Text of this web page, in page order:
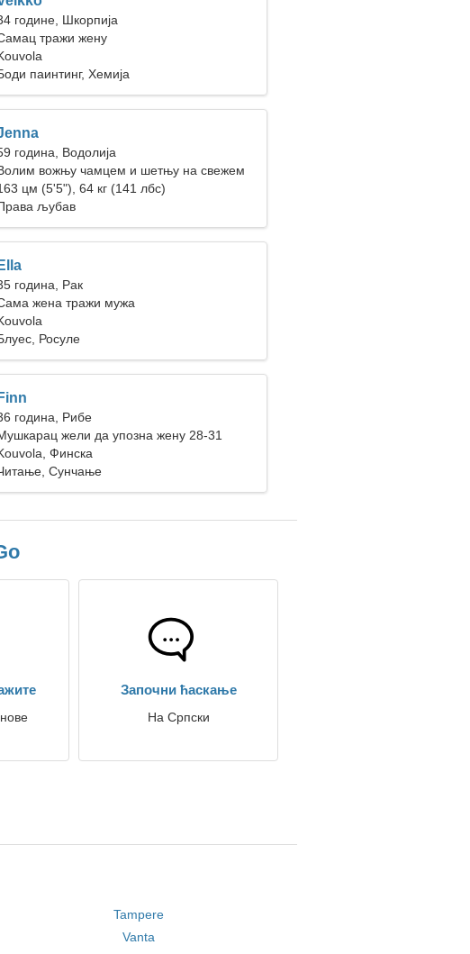
године, Шкорпија
тражи жену
паинтинг, Хемија
година, Водолија
вожњу чамцем и шетњу на свежем
цм (5'5"), 64 кг (141 лбс)
љубав
Ella
година, Рак
жена тражи мужа
Росуле
Finn
година, Рибе
жели да упозна жену 28-31
Финска
Сунчање
Започни ћаскање
На Српски
Tampere
Vanta